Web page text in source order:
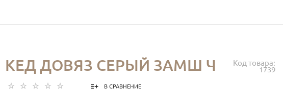
Код товара:
1739
КЕД ДОВЯЗ СЕРЫЙ ЗАМШ Ч
В СРАВНЕНИЕ